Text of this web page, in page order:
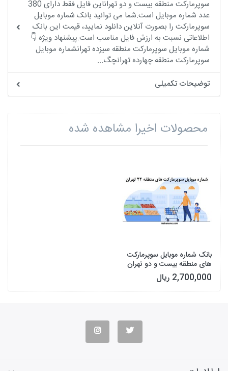
سوپرمارکت منطقه بیست و دو تهراناین فایل فقط دارای 380
عدد شماره موبایل است.شما می توانید بانک شماره موبایل
سوپرمارکت را بصورت آنلاین دانلود نمایید، قیمت این بانک
اطلاعاتی نسبت به ارزش فایل مناسب است.پیشنهاد ویژه 👇
شماره موبایل سوپرمارکت منطقه سیزده تهرانشماره موبایل
سوپرمارکت منطقه چهارده تهرانچگ...
توضیحات تکمیلی
محصولات اخیرا مشاهده شده
بانک شماره موبایل سوپرمارکت
های منطقه بیست و دو تهران
2,700,000 ریال